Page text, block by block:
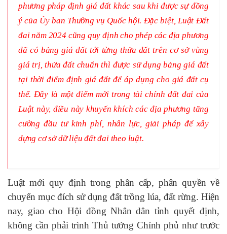
phương pháp định giá đất khác sau khi được sự đồng
ý của Ủy ban Thường vụ Quốc hội. Đặc biệt, Luật Đất
đai năm 2024 cũng quy định cho phép các địa phương
đã có bảng giá đất tới từng thửa đất trên cơ sở vùng
giá trị, thửa đất chuẩn thì được sử dụng bảng giá đất
tại thời điểm định giá đất để áp dụng cho giá đất cụ
thể. Đây là một điểm mới trong tài chính đất đai của
Luật này, điều này khuyến khích các địa phương tăng
cường đầu tư kinh phí, nhân lực, giải pháp để xây
dựng cơ sở dữ liệu đất đai theo luật.
Luật mới quy định trong phân cấp, phân quyền về
chuyển mục đích sử dụng đất trồng lúa, đất rừng. Hiện
nay, giao cho Hội đồng Nhân dân tỉnh quyết định,
không cần phải trình Thủ tướng Chính phủ như trước